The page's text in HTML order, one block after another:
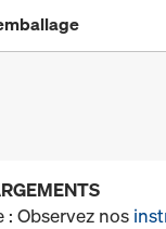
: Observez nos